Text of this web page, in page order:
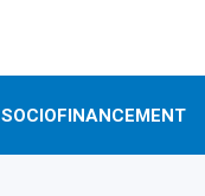
SOCIOFINANCEMENT